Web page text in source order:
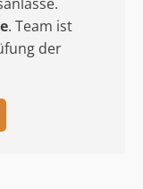
. Team ist
der